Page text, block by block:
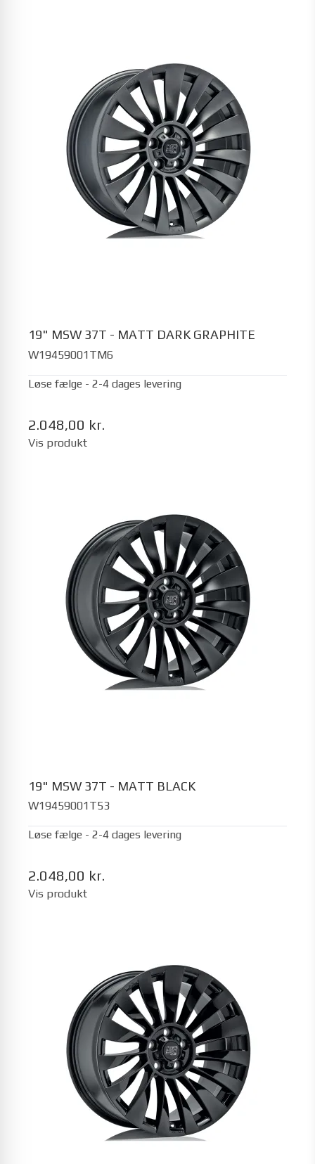
19" MSW 37T - MATT DARK GRAPHITE
W19459001TM6
Løse fælge - 2-4 dages levering
2.048,00 kr.
Vis produkt
19" MSW 37T - MATT BLACK
W19459001T53
Løse fælge - 2-4 dages levering
2.048,00 kr.
Vis produkt